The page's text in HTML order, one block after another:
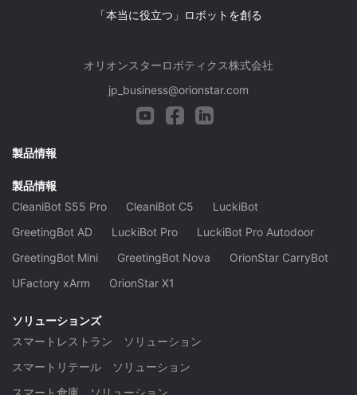
「本当に役立つ」ロボットを創る
オリオンスターロボティクス株式会社
jp_business@orionstar.com
製品情報
製品情報
CleaniBot S55 Pro
CleaniBot C5
LuckiBot
GreetingBot AD
LuckiBot Pro
LuckiBot Pro Autodoor
GreetingBot Mini
GreetingBot Nova
OrionStar CarryBot
UFactory xArm
OrionStar X1
ソリューションズ
スマートレストラン ソリューション
スマートリテール ソリューション